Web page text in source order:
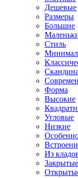
Дешевые
Размеры
Большие
Стиль
Форма
Высокие
Угловые
Низкие
Из
Закрытые